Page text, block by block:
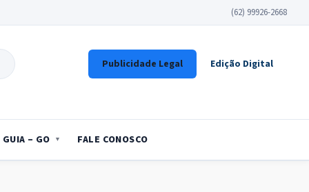
(62) 99926-2668
Publicidade Legal Edição Digital
GUIA – GO FALE CONOSCO